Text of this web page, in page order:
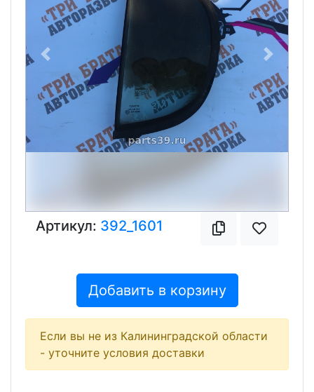
Previous Next
Артикул: 392_1601
Добавить в корзину
Если вы не из Калининградской области
- уточните условия доставки